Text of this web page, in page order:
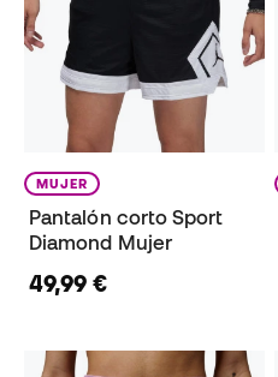
MUJER
Pantalón corto Sport
Diamond Mujer
49,99 €